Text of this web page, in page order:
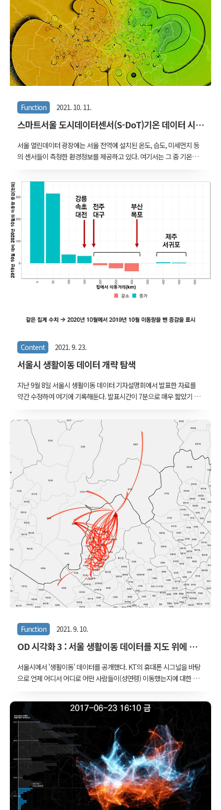
의 상태가 변해야 한다. cpp에서 OpenGL 라이브러리를 사용하여 만
들었다. OpenGL에서 직접적으로 코딩하는 사람들에게는 도움이 되겠
지만, 그런 사람은 많지 않을테니... WebGL 사용자들은 비슷하게 응용
할 수 있을 것 같고, 안써봐서 잘 모르겠지만 유니티나 언리얼엔진같이
셰이더 기반으로 작업하는 환경에서도 적절히 옮겨쓸 수 있을 것 같다.
1년 전쯤 한 포럼..
Function 2021. 10. 11.
스마트서울 도시데이터센서(S-DoT)기온 데이터 시
서울 열린데이터 광장에는 서울 전역에 설치된 온도, 습도, 미세먼지 등
의 센서들이 측정한 환경정보를 제공하고 있다. 여기서는 그 중 기온데
시각화는 cpp와 OpenGL 라이브러리를 통해서 작업했기 때문에 모든
해보려 한다. 데이터는 아래에 있다. 지속적으로 올라오는데 포맷도 한
번 바뀌어서 전체를 병합하면 안된다. 열린데이터광장 메인 데이터분
가 넘는이상치도 있고, 누락된 곳도 있으므로 분석을 하려면 어느 정도
전처리가 필요할 것 같다. 여기서는 그저 시각화 연습이 목적이므로 이
Content 2021. 9. 23.
서울시 생활이동 데이터 개략 탐색
지난 9월 8일 서울시 생활이동 데이터 기자설명회에서 발표한 자료를
약간 수정하여 여기에 기록해둔다. 발표시간이 7분으로 매우 짧았기 때
부를 다시 덧붙여 올린다. 서울시 생활이동 데이터는 KT의 휴대폰 시
그널을 가공하여 만든 데이터로 서울시와 KT, 그리고 한국교통연구원
이 공동 개발하였다. 데이터는 서울 열린데이터 광장에 행정동 단위로
공개되고, 서울시 빅데이터 캠퍼스에서는 좀 더 자세한 버젼을 이용할
수 있다. 이 발표자료는 행정동 단위보다 조금 더 자세한, 시간대별 교
통폴리곤 단위의 데이터를 바탕으로 작성되었다. 공개된 형식의 데이
터를 가공하여 지도 위에 그려보는 작업은 지난번에 소개하였다.(아래
링크 참고) 서울 생활이동 데이터를 ..
Function 2021. 9. 10.
OD 시각화 3 : 서울 생활이동 데이터를 지도 위에 옮
서울시에서 '생활이동' 데이터를 공개했다. KT의 휴대폰 시그널을 바탕
으로 언제 어디서 어디로 어떤 사람들이(성연령) 이동했는지에 대한 데
하거나 서울 외부에서 서울로 오고 간 이동으로 통근, 통학, 쇼핑, 여가
등 행정수요를 유발하는 모든 이동 data.seoul.go.kr 공개된 형식은
한 달을 기준으로, 요일별, 시간대별, 행정동별, 성별, 연령별 이동량이
있는데, 부가적인 속성을 통해 출근 혹은 통학 이동인지도 알 수 있다.
서울시 빅데이터 캠퍼스에서는 좀 더 상세한 단위의 데이터를 다룰 수
있다고 한다. 이렇게 출발지와 도착지가 있어, 선으로 그릴수 있는 데이
터를 OD(Origin-Destination) 데이터, 혹은 플로우(fl..